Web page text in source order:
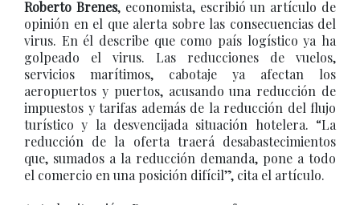
Roberto Brenes, economista, escribió un artículo de
opinión en el que alerta sobre las consecuencias del
virus. En él describe que como país logístico ya ha
golpeado el virus. Las reducciones de vuelos,
servicios marítimos, cabotaje ya afectan los
aeropuertos y puertos, acusando una reducción de
impuestos y tarifas además de la reducción del flujo
turístico y la desvencijada situación hotelera. “La
reducción de la oferta traerá desabastecimientos
que, sumados a la reducción demanda, pone a todo
el comercio en una posición difícil”, cita el artículo.